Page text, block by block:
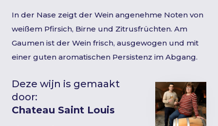
In der Nase zeigt der Wein angenehme Noten von
weißem Pfirsich, Birne und Zitrusfrüchten. Am
Gaumen ist der Wein frisch, ausgewogen und mit
einer guten aromatischen Persistenz im Abgang.
Deze wijn is gemaakt
door:
Chateau Saint Louis